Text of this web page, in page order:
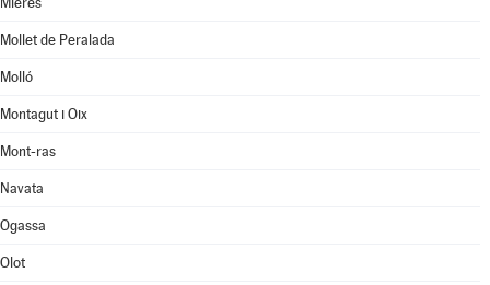
Mollet de Peralada
Molló
Montagut i Oix
Mont-ras
Navata
Ogassa
Olot